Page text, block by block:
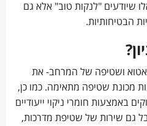
שיודעים "לנקות טוב" אלא גם
הבטיחותיות.
ושטיפה של המרחב- את
מכונת שטיפה מתאימה. כמו כן,
באמצעות חומרי ניקוי ייעודיים
גם שירות של שטיפת מדרכות,